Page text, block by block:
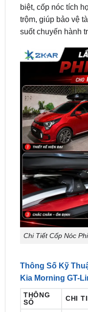
suốt chuyến hành
Chi Tiết Cốp Nóc
Thông Số Kỹ
THÔNG
SỐ
CHI
Chất liệu
Nhựa
chống